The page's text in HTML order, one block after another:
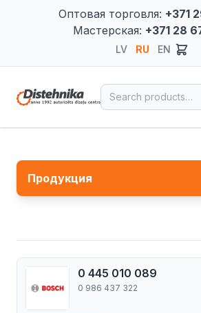
Оптовая торговля: +371
Мастерская: +371 28
LV RU EN
Search for:
Продукция
0 445 010 089
0 986 437 322